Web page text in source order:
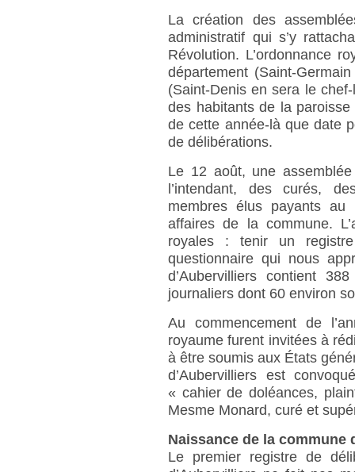
La création des
administratif qui s’y
Révolution. L’ordonnance
département (Saint-
(Saint-Denis en sera le
des habitants de la
de cette année-là que date
de délibérations.
Le 12 août, une
l’intendant, des curés,
membres élus payants au
affaires de la commune.
royales : tenir un
questionnaire qui nous
d’Aubervilliers contient
journaliers dont 60 environ
Au commencement de
royaume furent invitées à
à être soumis aux États
d’Aubervilliers est
« cahier de doléances,
Mesme Monard, curé et
Naissance de la
Le premier registre de